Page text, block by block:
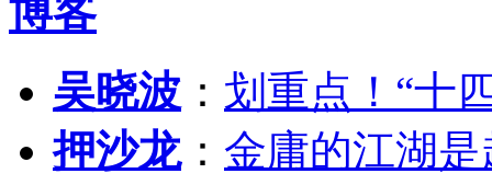
博客
吴晓波 ： 划重点！“十
押沙龙： 金庸的江湖